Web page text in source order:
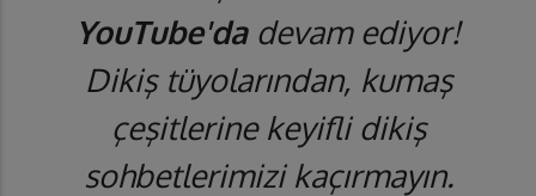
YouTube'dadevam ediyor!
Dikiş tüyolarından, kumaş
çeşitlerine keyifli dikiş
sohbetlerimizi kaçırmayın.